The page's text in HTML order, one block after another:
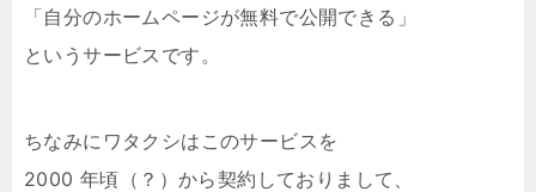
「自分のホームページが無料で公開できる」
というサービスです。
ちなみにワタクシはこのサービスを
2000 年頃（？）から契約しておりまして、